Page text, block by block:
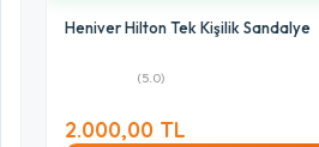
Heniver Hilton Tek Kişilik Sandalye
(5.0)
2.000,00 TL